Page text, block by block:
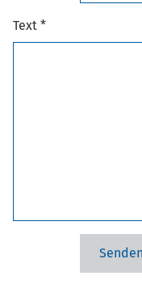
Text *